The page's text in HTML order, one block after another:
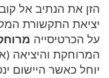
הזן את הנתיב אל
יציאת התקשורת
על הכרטיסייה
המרוחקת והיציאה
יוחל כאשר היישום